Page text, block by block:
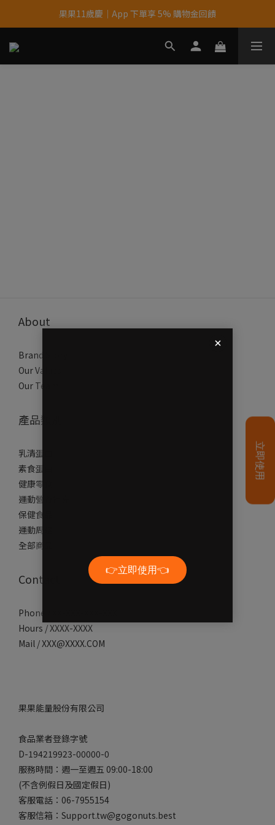
果果11歲慶｜App 下單享 5% 購物金回饋
果果11歲慶｜App 下單享 5% 購物金回饋
結帳輸入優惠代碼【gopower】享全單95折優惠！
About
Brand Story
Our Values
Our Team
產品類別
乳清蛋白
素食蛋白
健康零食
運動營養補充
保健食品
運動周邊
全部商品
Contact
Phone / XX-XXX-XXX-XXX
Hours / XXXX-XXXX
Mail / XXX@XXXX.COM
果果能量股份有限公司
食品業者登錄字號
D-194219923-00000-0
服務時間：週一至週五 09:00-18:00
(不含例假日及國定假日)
客服電話：06-7955154
客服信箱：Support.tw@gogonuts.best